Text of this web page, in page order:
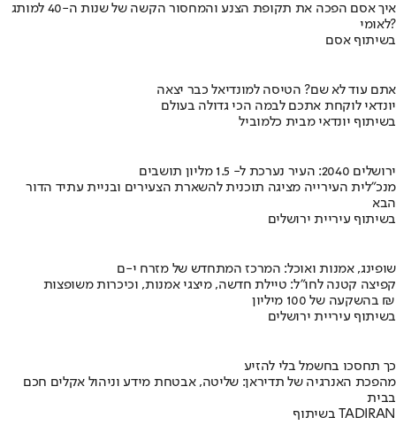
איך אסם הפכה את תקופת הצנע והמחסור הקשה של שנות ה-40 למותג
לאומי?
בשיתוף אסם
אתם עוד לא שם? הטיסה למונדיאל כבר יצאה
יונדאי לוקחת אתכם לבמה הכי גדולה בעולם
בשיתוף יונדאי מבית כלמוביל
ירושלים 2040: העיר נערכת ל- 1.5 מליון תושבים
מנכ"לית העירייה מציגה תוכנית להשארת הצעירים ובניית עתיד הדור
הבא
בשיתוף עיריית ירושלים
שופינג, אמנות ואוכל: המרכז המתחדש של מזרח י-ם
קפיצה קטנה לחו"ל: טיילת חדשה, מיצגי אמנות, וכיכרות משופצות
בהשקעה של 100 מיליון ₪
בשיתוף עיריית ירושלים
כך תחסכו בחשמל בלי להזיע
מהפכת האנרגיה של תדיראן: שליטה, אבטחת מידע וניהול אקלים חכם
בבית
בשיתוף TADIRAN